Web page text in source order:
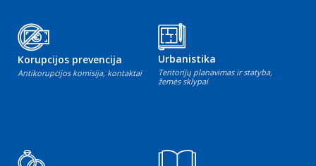
Korupcijos prevencija
Antikorupcijos komisija, kontaktai
Urbanistika
Teritorijų planavimas ir statyba,
žemės sklypai